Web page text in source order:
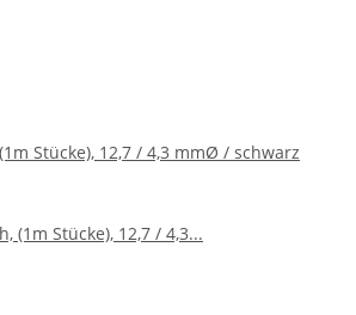
Stücke), 12,7 / 4,3 mmØ / schwarz